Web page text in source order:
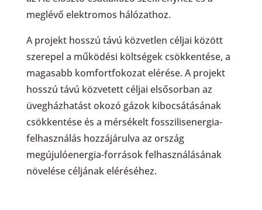
meglévő elektromos hálózathoz.
A projekt hosszú távú közvetlen céljai között
szerepel a működési költségek csökkentése, a
magasabb komfortfokozat elérése. A projekt
hosszú távú közvetett céljai elsősorban az
üvegházhatást okozó gázok kibocsátásának
csökkentése és a mérsékelt fosszilisenergia-
felhasználás hozzájárulva az ország
megújulóenergia-források felhasználásának
növelése céljának eléréséhez.